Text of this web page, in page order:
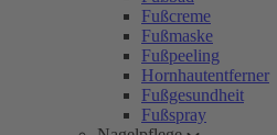
Fußcreme
Fußmaske
Fußpeeling
Hornhautentferner
Fußgesundheit
Fußspray